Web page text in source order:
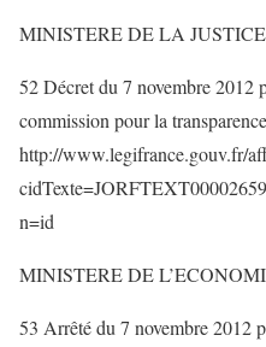
MINISTERE DE LA JUSTICE
52 Décret du 7 novembre 2012
commission pour la
http://www.legifrance.gouv.fr/
n=id
MINISTERE DE
53 Arrêté du 7 novembre 2012